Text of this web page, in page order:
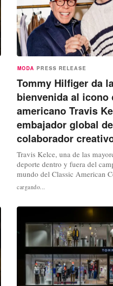
MODA PRESS RELEASE
Tommy Hilfiger da
bienvenida al icono
americano Travis
embajador global
colaborador
Travis Kelce, una de las
deporte dentro y fuera del
mundo del Classic American
Hilfiger a través de una serie de
colaboraciones y eventos que
y Deporte). Esta colaboración,
durante varias temporadas,
cargando...